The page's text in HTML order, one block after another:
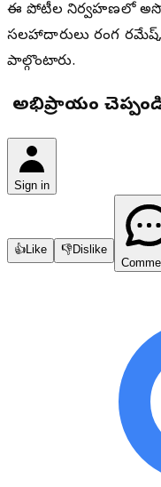
ఈ పోటీల నిర్వహణలో
సలహాదారులు రంగ
పాల్గొంటారు.
మీ అభిప్రాయం
Sign in
👍Like 👎Dislike